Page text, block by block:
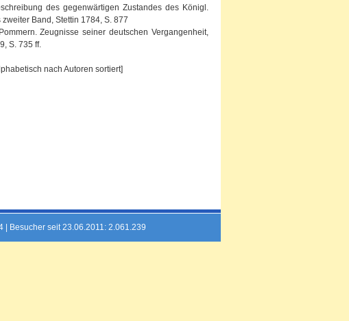
des gegenwärtigen Zustandes des Königl.
Band, Stettin 1784, S. 877
Zeugnisse seiner deutschen Vergangenheit,
S. 735 ff.
nach Autoren sortiert]
| Besucher seit 23.06.2011: 2.061.239